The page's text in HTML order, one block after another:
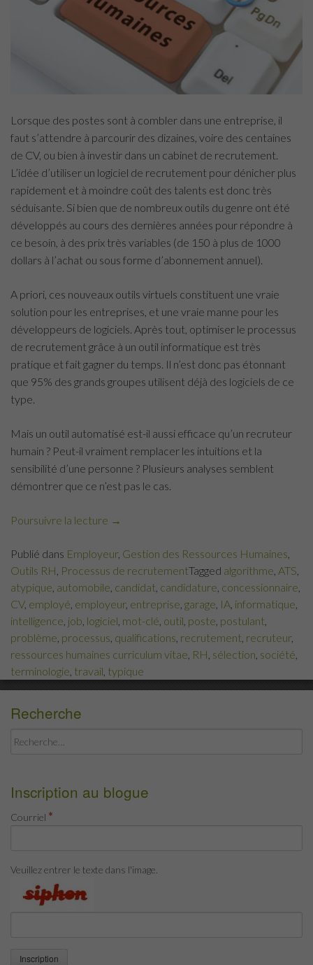
Lorsque des postes sont à combler dans une entreprise, il
faut s’attendre à parcourir des dizaines, voire des centaines
de CV, ou bien à investir dans un cabinet de recrutement.
L’idée d’utiliser un logiciel de recrutement pour dénicher plus
rapidement et à moindre coût des talents est donc très
séduisante. Si bien que de nombreux outils du genre ont été
développés au cours des dernières années pour répondre à
ce besoin, à des prix très variables (de 150 à plus de 1000
dollars à l’achat ou sous forme d’abonnement annuel).
A priori, ces nouveaux outils virtuels constituent une vraie
solution pour les entreprises, et une vraie manne pour les
développeurs de logiciels. Après tout, optimiser le processus
de recrutement grâce à un outil informatique est très
pratique et fait gagner du temps. Il n’est donc pas étonnant
que 95% des grands groupes utilisent déjà des logiciels de ce
type.
Mais un outil automatisé est-il aussi efficace qu’un recruteur
humain ? Peut-il vraiment remplacer les intuitions et la
sensibilité d’une personne ? Plusieurs analyses semblent
démontrer que ce n’est pas le cas.
Poursuivre la lecture « Pourquoi
il
se
méfier
des
logiciels
de
recrutement
? »
→
Publié dans Employeur, Gestion des Ressources Humaines
Outils RH Processus de recrutementTagged algorithme ATS
atypique automobile candidat candidature concessionnaire
CV, employé employeur, entreprise garage IA informatique
intelligence job logiciel mot-clé outil poste postulant
problème processus qualifications recrutement recruteur,
ressources humaines curriculum vitae RH sélection société
terminologie travail typique
Recherche
Rechercher :
Inscription au blogue
Courriel *
Veuillez entrer le texte dans l'image.